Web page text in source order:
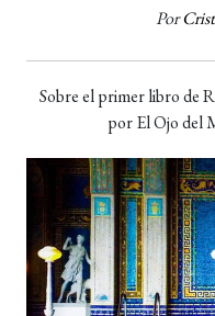
Por
Sobre el primer libro de
por El Ojo del